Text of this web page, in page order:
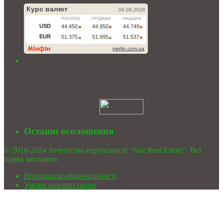
Останні оголошення
© 2016-2024 Агентство нерухомості "Star Real Estate". Всі
права захищено
Політика конфіденційності
Умови використання